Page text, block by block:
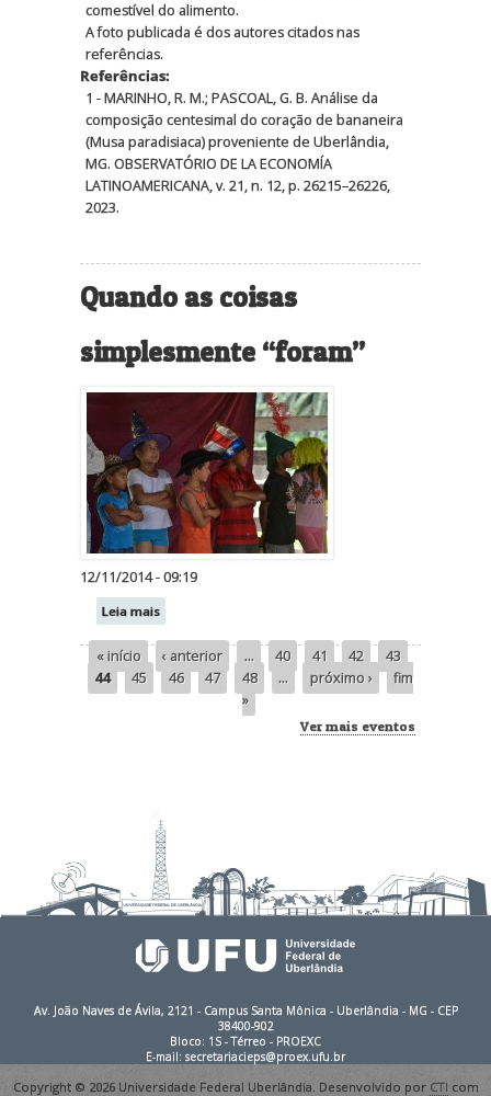
comestível do alimento.
A foto publicada é dos autores citados nas
referências.
Referências:
1 - MARINHO, R. M.; PASCOAL, G. B. Análise da
composição centesimal do coração de bananeira
(Musa paradisiaca) proveniente de Uberlândia,
MG. OBSERVATÓRIO DE LA ECONOMÍA
LATINOAMERICANA, v. 21, n. 12, p. 26215–26226,
2023.
Quando as coisas
simplesmente “foram”
12/11/2014 - 09:19
Leia mais
Páginas
« início ‹ anterior … 40 41 42
43
44
45 46 47 48 … próximo ›
fim
»
Ver mais eventos
Av. João Naves de Ávila, 2121 - Campus Santa Mônica - Uberlândia - MG - CEP
38400-902
Bloco: 1S - Térreo - PROEXC
E-mail: secretariacieps@proex.ufu.br
Copyright © 2026 Universidade Federal Uberlândia. Desenvolvido por CTI com